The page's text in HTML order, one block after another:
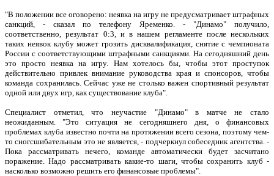
"В положении все оговорено: неявка на игру не предусматривает штрафных
санкций, - сказал по телефону Яременко. - "Динамо" получило,
соответственно, результат 0:3, и в нашем регламенте после нескольких
таких неявок клубу может грозить дисквалификация, снятие с чемпионата
России с соответствующими штрафными санкциями. На сегодняшний день
это просто неявка на игру. Нам хотелось бы, чтобы этот проступок
действительно привлек внимание руководства края и спонсоров, чтобы
команда сохранилась. Сейчас уже не столько важен спортивный результат
одной или двух игр, как существование клуба".
Специалист отметил, что неучастие "Динамо" в матче не стало
неожиданным. "Это ситуация не сегодняшнего дня, о финансовых
проблемах клуба известно почти на протяжении всего сезона, поэтому чем-
то сногсшибательным это не является, - подчеркнул собеседник агентства. -
Пока рассматривать нечего, команде автоматически будет засчитано
поражение. Надо рассматривать какие-то шаги, чтобы сохранить клуб -
насколько возможно решить его финансовые проблемы".